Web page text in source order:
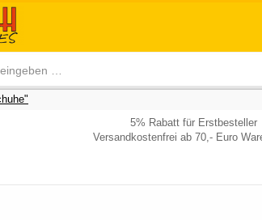
5% Rabatt für Erstbesteller
Versandkostenfrei ab 70,- Euro